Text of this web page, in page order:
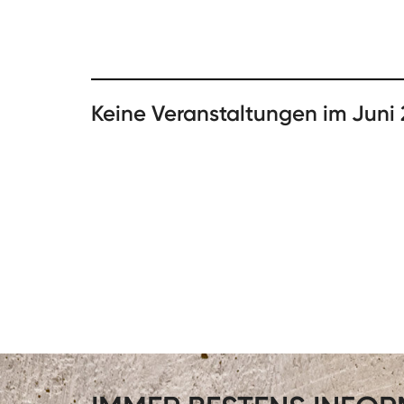
Keine Veranstaltungen im Juni